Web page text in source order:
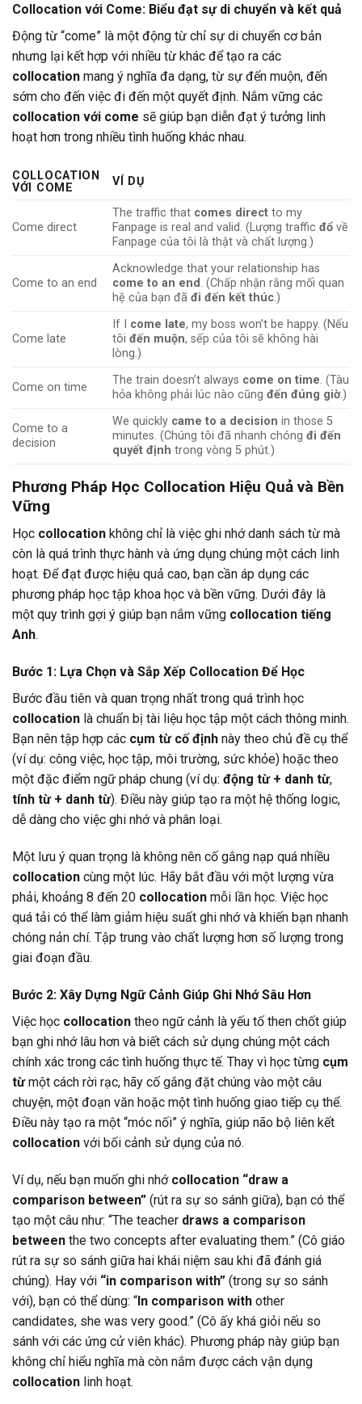
Collocation với Come: Biểu đạt sự di chuyển và kết quả
Động từ “come” là một động từ chỉ sự di chuyển cơ bản
nhưng lại kết hợp với nhiều từ khác để tạo ra các
collocation mang ý nghĩa đa dạng, từ sự đến muộn, đến
sớm cho đến việc đi đến một quyết định. Nắm vững các
collocation với come sẽ giúp bạn diễn đạt ý tưởng linh
hoạt hơn trong nhiều tình huống khác nhau.
COLLOCATION
VỚI COME
VÍ DỤ
Come direct
The traffic that comes direct to my
Fanpage is real and valid. (Lượng trafficđổ về
Fanpage của tôi là thật và chất lượng.)
Come to an end
Acknowledge that your relationship has
come to an end . (Chấp nhận rằng mối quan
hệ của bạn đãđi đến kết thúc.)
Come late
If I come late, my boss won’t be happy. (Nếu
tôiđến muộn, sếp của tôi sẽ không hài
lòng.)
Come on time
The train doesn’t always come on time. (Tàu
hỏa không phải lúc nào cũngđến đúng giờ.)
Come to a
decision
We quickly came to a decision in those 5
minutes. (Chúng tôi đã nhanh chóngđi đến
quyết định trong vòng 5 phút.)
Phương Pháp Học Collocation Hiệu Quả và Bền
Vững
Học collocation không chỉ là việc ghi nhớ danh sách từ mà
còn là quá trình thực hành và ứng dụng chúng một cách linh
hoạt. Để đạt được hiệu quả cao, bạn cần áp dụng các
phương pháp học tập khoa học và bền vững. Dưới đây là
một quy trình gợi ý giúp bạn nắm vững collocation tiếng
Anh.
Bước 1: Lựa Chọn và Sắp Xếp Collocation Để Học
Bước đầu tiên và quan trọng nhất trong quá trình học
collocation là chuẩn bị tài liệu học tập một cách thông minh.
Bạn nên tập hợp các cụm từ cố định này theo chủ đề cụ thể
(ví dụ: công việc, học tập, môi trường, sức khỏe) hoặc theo
một đặc điểm ngữ pháp chung (ví dụ: động từ + danh từ,
tính từ + danh từ). Điều này giúp tạo ra một hệ thống logic,
dễ dàng cho việc ghi nhớ và phân loại.
Một lưu ý quan trọng là không nên cố gắng nạp quá nhiều
collocation cùng một lúc. Hãy bắt đầu với một lượng vừa
phải, khoảng 8 đến 20 collocation mỗi lần học. Việc học
quá tải có thể làm giảm hiệu suất ghi nhớ và khiến bạn nhanh
chóng nản chí. Tập trung vào chất lượng hơn số lượng trong
giai đoạn đầu.
Bước 2: Xây Dựng Ngữ Cảnh Giúp Ghi Nhớ Sâu Hơn
Việc học collocation theo ngữ cảnh là yếu tố then chốt giúp
bạn ghi nhớ lâu hơn và biết cách sử dụng chúng một cách
chính xác trong các tình huống thực tế. Thay vì học từng cụm
từmột cách rời rạc, hãy cố gắng đặt chúng vào một câu
chuyện, một đoạn văn hoặc một tình huống giao tiếp cụ thể.
Điều này tạo ra một “móc nối” ý nghĩa, giúp não bộ liên kết
collocation với bối cảnh sử dụng của nó.
Ví dụ, nếu bạn muốn ghi nhớ collocation “draw a
comparison between” (rút ra sự so sánh giữa), bạn có thể
tạo một câu như: “The teacher draws a comparison
between the two concepts after evaluating them.” (Cô giáo
rút ra sự so sánh giữa hai khái niệm sau khi đã đánh giá
chúng). Hay với “in comparison with” (trong sự so sánh
với), bạn có thể dùng: “In comparison with other
candidates, she was very good.” (Cô ấy khá giỏi nếu so
sánh với các ứng cử viên khác). Phương pháp này giúp bạn
không chỉ hiểu nghĩa mà còn nắm được cách vận dụng
collocation linh hoạt.